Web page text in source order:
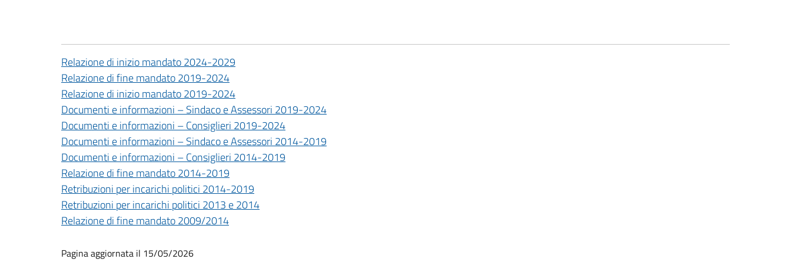
Relazione di inizio mandato 2024-2029
Relazione di fine mandato 2019-2024
Relazione di inizio mandato 2019-2024
Documenti e informazioni – Sindaco e Assessori 2019-2024
Documenti e informazioni – Consiglieri 2019-2024
Documenti e informazioni – Sindaco e Assessori 2014-2019
Documenti e informazioni – Consiglieri 2014-2019
Relazione di fine mandato 2014-2019
Retribuzioni per incarichi politici 2014-2019
Retribuzioni per incarichi politici 2013 e 2014
Relazione di fine mandato 2009/2014
Pagina aggiornata il 15/05/2026